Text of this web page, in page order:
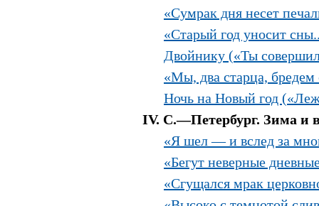
«Сумрак дня несет
«Старый год уносит
Двойнику («Ты
«Мы, два старца, бредем
Ночь на Новый год
IV. С.—Петербург. Зима и
«Я шел — и вслед за
«Бегут неверные
«Сгущался мрак